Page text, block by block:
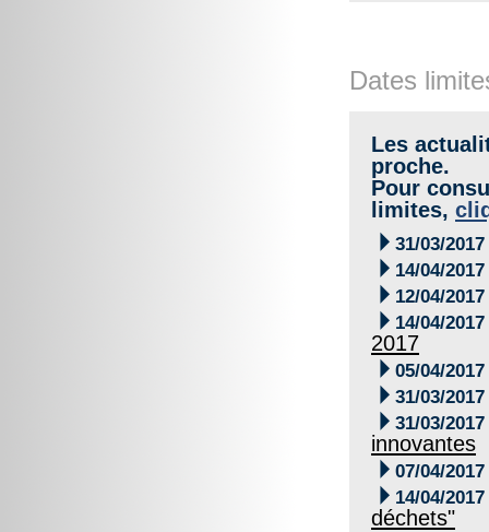
Dates
Les
proche.
Pour
limites,
 31/03/2017
 14/04/2017
 12/04/2017
 14/04/2017
2017
 05/04/2017
 31/03/2017
 31/03/2017
innovantes
 07/04/2017
 14/04/2017
déchets"